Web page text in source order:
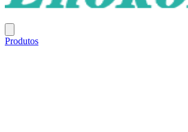
Produtos